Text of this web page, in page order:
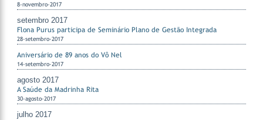
8-novembro-2017
setembro 2017
Flona Purus participa de Seminário Plano de Gestão Integrada
28-setembro-2017
Aniversário de 89 anos do Vô Nel
14-setembro-2017
agosto 2017
A Saúde da Madrinha Rita
30-agosto-2017
julho 2017